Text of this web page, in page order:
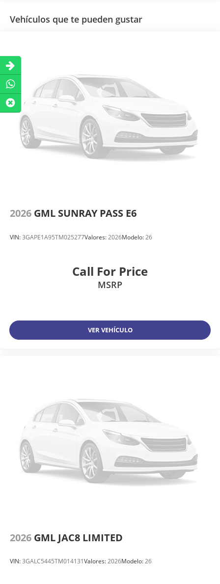
Vehículos que te pueden gustar
2026 GML SUNRAY PASS E6
VIN:3GAPE1A95TM025277Valores:2026Modelo:26
Call For Price
MSRP
VER VEHÍCULO
2026 GML JAC8 LIMITED
VIN:3GALC5445TM014131Valores:2026Modelo:26